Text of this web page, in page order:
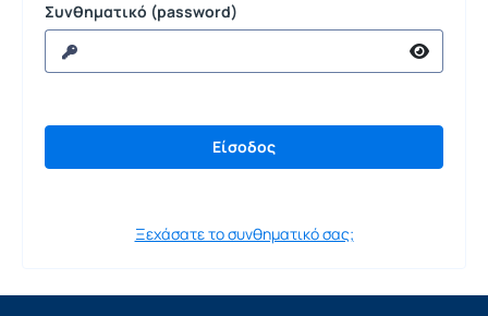
Συνθηματικό (password)
Ξεχάσατε το συνθηματικό σας;